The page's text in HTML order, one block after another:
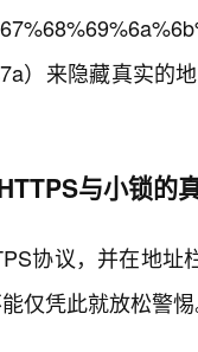
）来隐藏真实的
与小锁的
协议，并在地址
仅凭此就放松警惕